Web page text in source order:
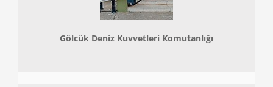
Gölcük Deniz Kuvvetleri Komutanlığı